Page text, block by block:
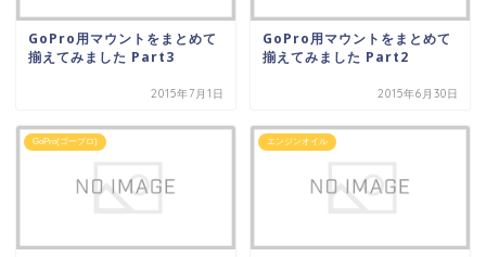
GoPro用マウントをまとめて
揃えてみました Part3
2015年7月1日
GoPro用マウントをまとめて
揃えてみました Part2
2015年6月30日
GoPro(ゴープロ) エンジンオイル